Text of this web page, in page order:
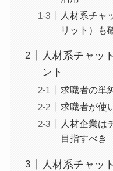
人材系チャ
リット）も
人材系チャッ
ント
求職者の単
求職者が使
人材企業は
目指すべき
人材系チャッ